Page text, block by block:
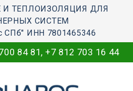
И ТЕПЛОИЗОЛЯЦИЯ ДЛЯ
СИСТЕМ
СПб" ИНН 7801465346
84 81, +7 812 703 16 44